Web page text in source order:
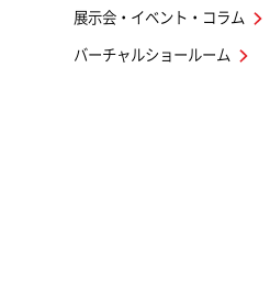
展示会・イベント・コラム
バーチャルショールーム